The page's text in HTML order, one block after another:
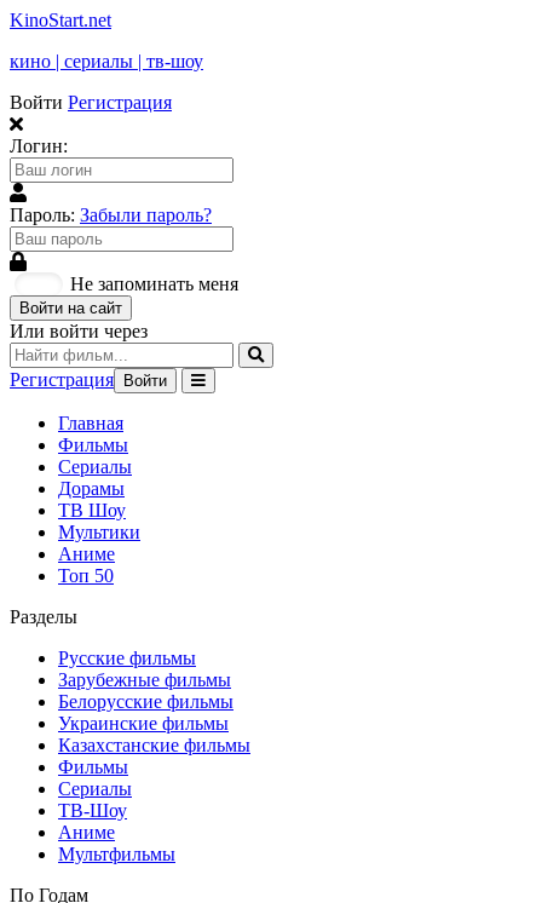
KinoStart.net
кино | сериалы | тв-шоу
Войти Регистрация
Логин:
Пароль: Забыли пароль?
Не запоминать меня
Войти на сайт
Или войти через
Регистрация Войти
Главная
Фильмы
Сериалы
Дорамы
ТВ Шоу
Мультики
Аниме
Топ 50
Разделы
Русские фильмы
Зарубежные фильмы
Белорусские фильмы
Украинские фильмы
Казахстанские фильмы
Фильмы
Сериалы
ТВ-Шоу
Аниме
Мультфильмы
По Годам